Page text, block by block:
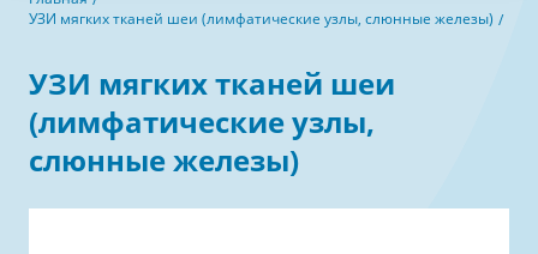
УЗИ мягких тканей шеи (лимфатические узлы, слюнные железы)
УЗИ мягких тканей шеи
(лимфатические узлы,
слюнные железы)